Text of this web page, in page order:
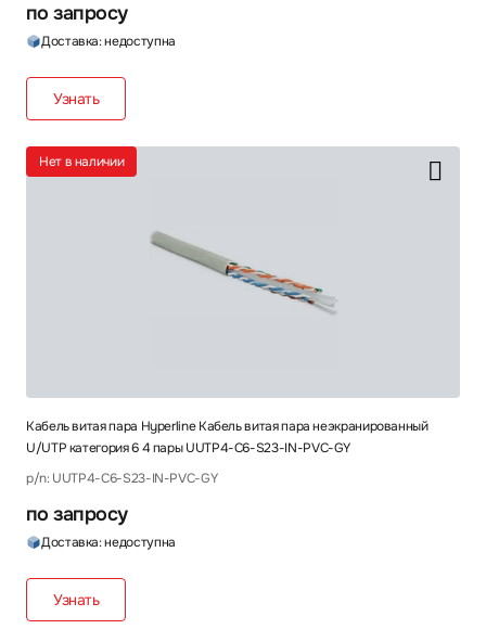
по запросу
Доставка: недоступна
Узнать
Кабель витая пара Hyperline Кабель витая пара неэкранированный
U/UTP категория 6 4 пары UUTP4-C6-S23-IN-PVC-GY
p/n: UUTP4-C6-S23-IN-PVC-GY
по запросу
Доставка: недоступна
Узнать
Нет в наличии